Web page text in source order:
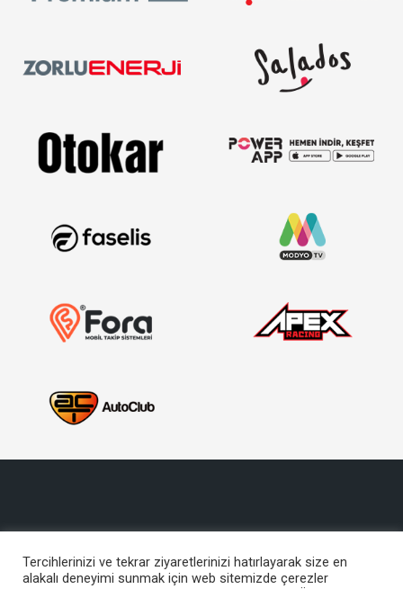
Copyright © 2017, Türkiye Otomobil Sporları Federasyonu
Tercihlerinizi ve tekrar ziyaretlerinizi hatırlayarak size en
alakalı deneyimi sunmak için web sitemizde çerezler